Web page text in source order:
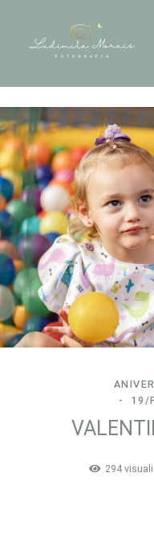
19/
294